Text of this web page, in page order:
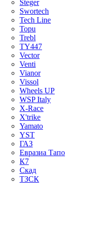
Steger
Swortech
Tech Line
Topu
Trebl
TY447
Vector
Venti
Vianor
Vissol
Wheels UP
WSP Italy
X-Race
X'trike
Yamato
YST
ГАЗ
Евразиа Тапо
К7
Скад
ТЗСК